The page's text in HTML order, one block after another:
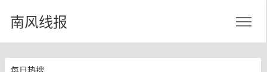
南风线报
每日热搜